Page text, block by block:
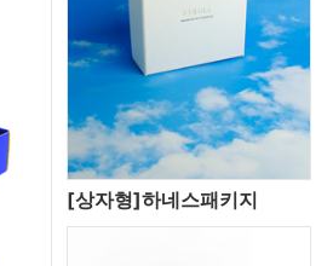
[상자형]하네스패키지